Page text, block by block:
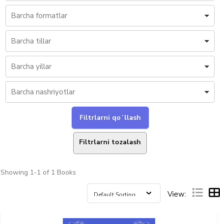
Filtrlarni tozalash
Showing 1-1 of 1 Books
View: